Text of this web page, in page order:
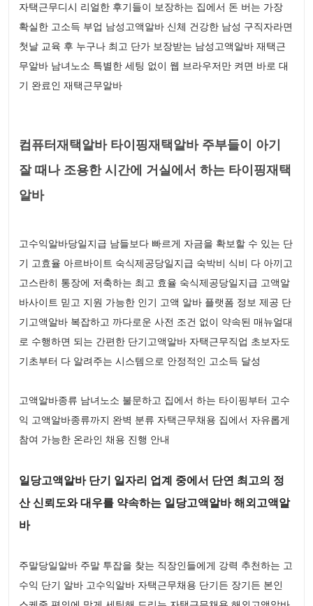
자택근무디시 리얼한 후기들이 보장하는 집에서 돈 버는 가장
확실한 고소득 부업 남성고액알바 신체 건강한 남성 구직자라면
첫날 교육 후 누구나 최고 단가 보장받는 남성고액알바 재택근
무알바 남녀노소 특별한 세팅 없이 웹 브라우저만 켜면 바로 대
기 완료인 재택근무알바
컴퓨터재택알바 타이핑재택알바 주부들이 아기
잘 때나 조용한 시간에 거실에서 하는 타이핑재택
알바
고수익알바당일지급 남들보다 빠르게 자금을 확보할 수 있는 단
기 고효율 아르바이트 숙식제공당일지급 숙박비 식비 다 아끼고
고스란히 통장에 저축하는 최고 효율 숙식제공당일지급 고액알
바사이트 믿고 지원 가능한 인기 고액 알바 플랫폼 정보 제공 단
기고액알바 복잡하고 까다로운 사전 조건 없이 약속된 매뉴얼대
로 수행하면 되는 간편한 단기고액알바 자택근무직업 초보자도
기초부터 다 알려주는 시스템으로 안정적인 고소득 달성
고액알바종류 남녀노소 불문하고 집에서 하는 타이핑부터 고수
익 고액알바종류까지 완벽 분류 자택근무채용 집에서 자유롭게
참여 가능한 온라인 채용 진행 안내
일당고액알바 단기 일자리 업계 중에서 단연 최고의 정
산 신뢰도와 대우를 약속하는 일당고액알바 해외고액알
바
주말당일알바 주말 투잡을 찾는 직장인들에게 강력 추천하는 고
수익 단기 알바 고수익알바 자택근무채용 단기든 장기든 본인